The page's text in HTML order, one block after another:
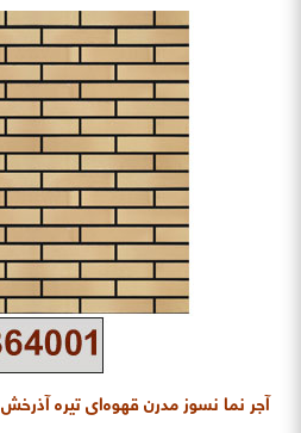
آجر نما نسوز مدرن قهوه‌ای تیره آذرخش